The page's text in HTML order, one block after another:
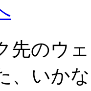
先のウ
、いか